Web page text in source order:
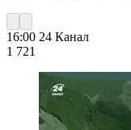
16:00 24 Канал
1 721